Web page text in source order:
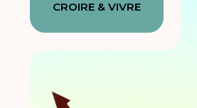
CROIRE & VIVRE